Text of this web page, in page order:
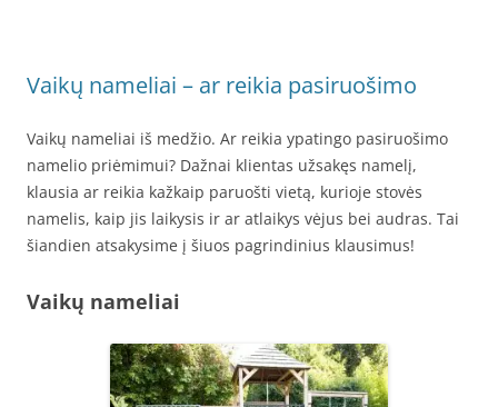
Vaikų nameliai – ar reikia pasiruošimo
Vaikų nameliai iš medžio. Ar reikia ypatingo pasiruošimo
namelio priėmimui? Dažnai klientas užsakęs namelį,
klausia ar reikia kažkaip paruošti vietą, kurioje stovės
namelis, kaip jis laikysis ir ar atlaikys vėjus bei audras. Tai
šiandien atsakysime į šiuos pagrindinius klausimus!
Vaikų nameliai